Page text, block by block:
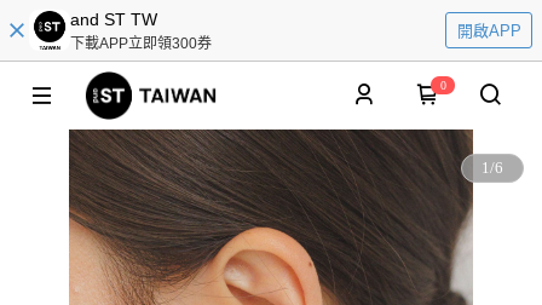
and ST TW
下載APP立即領300券
開啟APP
0
1/6